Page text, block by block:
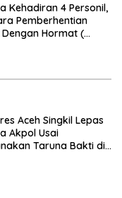
Kehadiran 4 Personil,
Pemberhentian
Hormat (
Aceh Singkil Lepas
Akpol Usai
Taruna Bakti di